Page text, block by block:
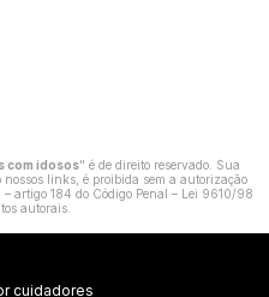
com idosos" é de direito reservado. Sua
links, é proibida sem a autorização
artigo 184 do Código Penal – Lei 9610/98
autorais